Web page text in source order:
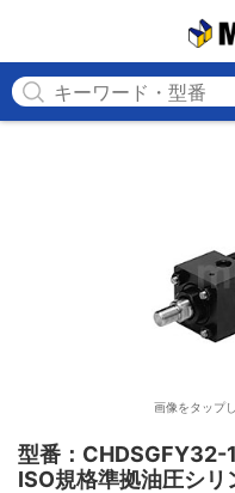
画像をタップ
型番：
ISO規格準拠油圧シ